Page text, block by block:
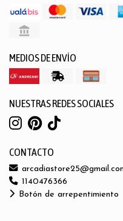
MEDIOS DE ENVÍO
NUESTRAS REDES SOCIALES
CONTACTO
1140476366
Botón de arrepentimiento